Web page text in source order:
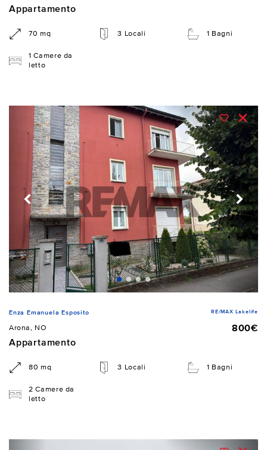
Appartamento
70 mq 3 Locali 1 Bagni
1 Camere da
letto
Enza Emanuela Esposito RE/MAX Lakelife
Arona, NO
800€
Appartamento
80 mq 3 Locali 1 Bagni
2 Camere da
letto